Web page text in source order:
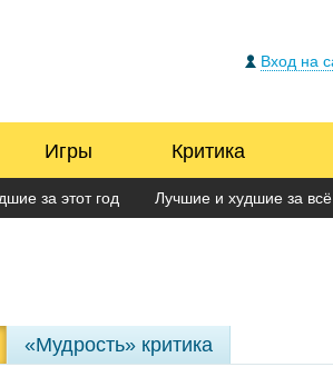
Вход на
за этот год Лучшие и худшие за
Игры Критика
«Мудрость» критика